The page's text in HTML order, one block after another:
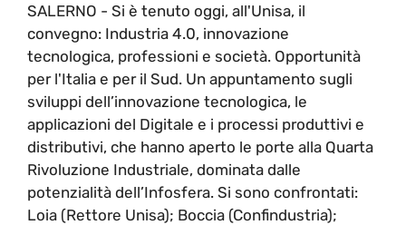
SALERNO - Si è tenuto oggi, all'Unisa, il
convegno: Industria 4.0, innovazione
tecnologica, professioni e società. Opportunità
per l'Italia e per il Sud. Un appuntamento sugli
sviluppi dell’innovazione tecnologica, le
applicazioni del Digitale e i processi produttivi e
distributivi, che hanno aperto le porte alla Quarta
Rivoluzione Industriale, dominata dalle
potenzialità dell’Infosfera. Si sono confrontati:
Loia (Rettore Unisa); Boccia (Confindustria);